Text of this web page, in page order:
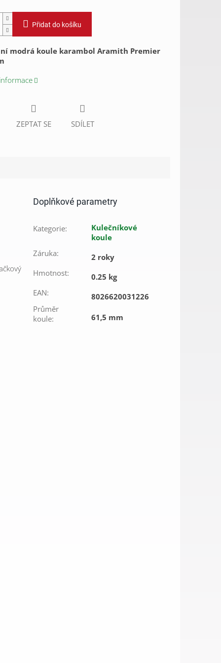
Přidat do košíku
modrá koule karambol Aramith Premier
ZEPTAT SE SDÍLET
Doplňkové parametry
Kategorie:
Kulečníkové
koule
Záruka:
2 roky
Hmotnost:
0.25 kg
EAN:
8026620031226
Průměr
koule: 61,5 mm